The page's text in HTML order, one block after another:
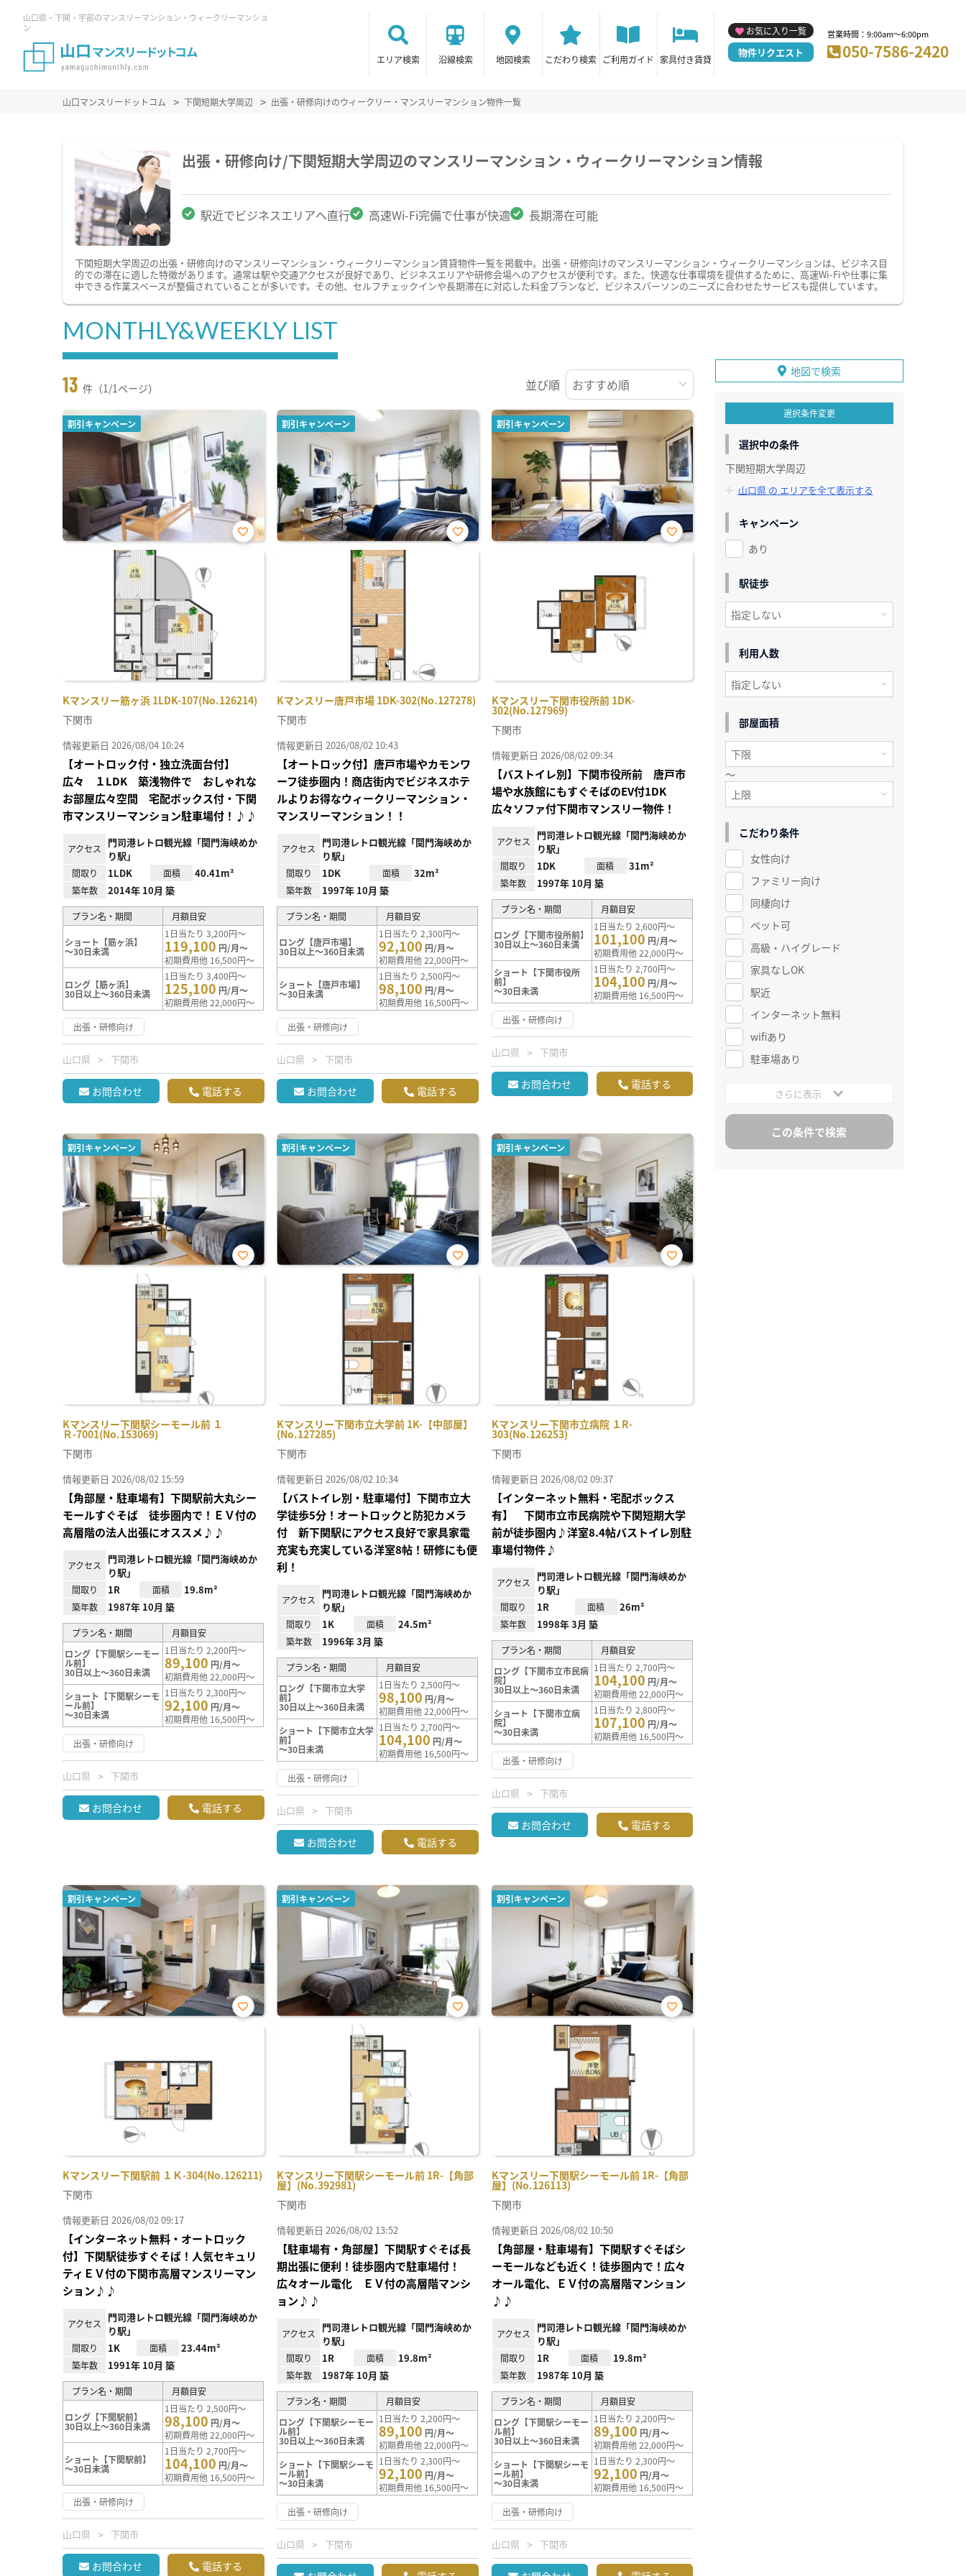
山口県・下関・宇部のマンスリーマンション・ウィークリーマンショ
ン
エリア検索 沿線検索 地図検索 こだわり検索 ご利用ガイド 家具付き賃貸
お気に入り一覧
物件リクエスト
営業時間：9:00am～6:00pm
050-7586-2420
山口マンスリードットコム 下関短期大学周辺 出張・研修向けのウィークリー・マンスリーマンション物件一覧
出張・研修向け/下関短期大学周辺のマンスリーマンション・ウィークリーマンション情報
駅近でビジネスエリアへ直行 高速Wi-Fi完備で仕事が快適 長期滞在可能
下関短期大学周辺の出張・研修向けのマンスリーマンション・ウィークリーマンション賃貸物件一覧を掲載中。出張・研修向けのマンスリーマンション・ウィークリーマンションは、ビジネス目
的での滞在に適した特徴があります。通常は駅や交通アクセスが良好であり、ビジネスエリアや研修会場へのアクセスが便利です。また、快適な仕事環境を提供するために、高速Wi-Fiや仕事に集
中できる作業スペースが整備されていることが多いです。その他、セルフチェックインや長期滞在に対応した料金プランなど、ビジネスパーソンのニーズに合わせたサービスも提供しています。
MONTHLY&WEEKLY LIST
13 件（1/1ページ） 並び順
割引キャンペーン
Kマンスリー筋ヶ浜 1LDK-107(No.126214)
お気
下関市
情報更新日 2026/08/04 10:24
【オートロック付・独立洗面台付】
広々 １LDK 築浅物件で おしゃれな
お部屋広々空間 宅配ボックス付・下関
市マンスリーマンション駐車場付！♪♪
アクセス
門司港レトロ観光線「関門海峡めか
り駅」
間取り 1LDK 面積 40.41m²
築年数 2014年 10月 築
プラン名・期間 月額目安
ショート【筋ヶ浜】
～30日未満
1日当たり 3,200円～
119,100 円/月～
初期費用他 16,500円～
ロング【筋ヶ浜】
30日以上～360日未満
1日当たり 3,400円～
125,100 円/月～
初期費用他 22,000円～
出張・研修向け
山口県 下関市
お問合わせ 電話する
割引キャンペーン
Kマンスリー唐戸市場 1DK-302(No.127278)
お気
下関市
情報更新日 2026/08/02 10:43
【オートロック付】唐戸市場やカモンワ
ーフ徒歩圏内！商店街内でビジネスホテ
ルよりお得なウィークリーマンション・
マンスリーマンション！！
アクセス
門司港レトロ観光線「関門海峡めか
り駅」
間取り 1DK 面積 32m²
築年数 1997年 10月 築
プラン名・期間 月額目安
ロング【唐戸市場】
30日以上～360日未満
1日当たり 2,300円～
92,100 円/月～
初期費用他 22,000円～
ショート【唐戸市場】
～30日未満
1日当たり 2,500円～
98,100 円/月～
初期費用他 16,500円～
出張・研修向け
山口県 下関市
お問合わせ 電話する
割引キャンペーン
Kマンスリー下関市役所前 1DK-
302(No.127969)
お気
下関市
情報更新日 2026/08/02 09:34
【バストイレ別】下関市役所前 唐戸市
場や水族館にもすぐそばのEV付1DK
広々ソファ付下関市マンスリー物件！
アクセス
門司港レトロ観光線「関門海峡めか
り駅」
間取り 1DK 面積 31m²
築年数 1997年 10月 築
プラン名・期間 月額目安
ロング【下関市役所前】
30日以上～360日未満
1日当たり 2,600円～
101,100 円/月～
初期費用他 22,000円～
ショート【下関市役所
前】
～30日未満
1日当たり 2,700円～
104,100 円/月～
初期費用他 16,500円～
出張・研修向け
山口県 下関市
お問合わせ 電話する
割引キャンペーン
Kマンスリー下関駅シーモール前 １
Ｒ-7001(No.153069)
お気
下関市
情報更新日 2026/08/02 15:59
【角部屋・駐車場有】下関駅前大丸シー
モールすぐそば 徒歩圏内で！ＥＶ付の
高層階の法人出張にオススメ♪♪
アクセス
門司港レトロ観光線「関門海峡めか
り駅」
間取り 1R 面積 19.8m²
築年数 1987年 10月 築
プラン名・期間
月額目安
ロング【下関駅シーモー
ル前】
30日以上～360日未満
1日当たり 2,200円～
89,100 円/月～
初期費用他 22,000円～
ショート【下関駅シーモ
ール前】
～30日未満
1日当たり 2,300円～
92,100 円/月～
初期費用他 16,500円～
出張・研修向け
山口県 下関市
お問合わせ 電話する
割引キャンペーン
Kマンスリー下関市立大学前 1K-【中部屋】
(No.127285)
お気
下関市
情報更新日 2026/08/02 10:34
【バストイレ別・駐車場付】下関市立大
学徒歩5分！オートロックと防犯カメラ
付 新下関駅にアクセス良好で家具家電
充実も充実している洋室8帖！研修にも便
利！
アクセス
門司港レトロ観光線「関門海峡めか
り駅」
間取り 1K 面積 24.5m²
築年数 1996年 3月 築
プラン名・期間
月額目安
ロング【下関市立大学
前】
30日以上～360日未満
1日当たり 2,500円～
98,100 円/月～
初期費用他 22,000円～
ショート【下関市立大学
前】
～30日未満
1日当たり 2,700円～
104,100 円/月～
初期費用他 16,500円～
出張・研修向け
山口県 下関市
お問合わせ 電話する
割引キャンペーン
Kマンスリー下関市立病院 １R-
303(No.126253)
お気
下関市
情報更新日 2026/08/02 09:37
【インターネット無料・宅配ボックス
有】 下関市立市民病院や下関短期大学
前が徒歩圏内♪洋室8.4帖バストイレ別駐
車場付物件♪
アクセス
門司港レトロ観光線「関門海峡めか
り駅」
間取り 1R 面積 26m²
築年数 1998年 3月 築
プラン名・期間
月額目安
ロング【下関市立市民病
院】
30日以上～360日未満
1日当たり 2,700円～
104,100 円/月～
初期費用他 22,000円～
ショート【下関市立病
院】
～30日未満
1日当たり 2,800円～
107,100 円/月～
初期費用他 16,500円～
出張・研修向け
山口県 下関市
お問合わせ 電話する
割引キャンペーン
Kマンスリー下関駅前 １Ｋ-304(No.126211)
お気
下関市
情報更新日 2026/08/02 09:17
【インターネット無料・オートロック
付】下関駅徒歩すぐそば！人気セキュリ
ティＥＶ付の下関市高層マンスリーマン
ション♪♪
アクセス
門司港レトロ観光線「関門海峡めか
り駅」
間取り 1K 面積 23.44m²
築年数 1991年 10月 築
プラン名・期間 月額目安
ロング【下関駅前】
30日以上～360日未満
1日当たり 2,500円～
98,100 円/月～
初期費用他 22,000円～
ショート【下関駅前】
～30日未満
1日当たり 2,700円～
104,100 円/月～
初期費用他 16,500円～
出張・研修向け
山口県 下関市
お問合わせ 電話する
割引キャンペーン
Kマンスリー下関駅シーモール前 1R-【角部
屋】(No.392981)
お気
下関市
情報更新日 2026/08/02 13:52
【駐車場有・角部屋】下関駅すぐそば長
期出張に便利！徒歩圏内で駐車場付！
広々オール電化 ＥＶ付の高層階マンシ
ョン♪♪
アクセス
門司港レトロ観光線「関門海峡めか
り駅」
間取り 1R 面積 19.8m²
築年数 1987年 10月 築
プラン名・期間
月額目安
ロング【下関駅シーモー
ル前】
30日以上～360日未満
1日当たり 2,200円～
89,100 円/月～
初期費用他 22,000円～
ショート【下関駅シーモ
ール前】
～30日未満
1日当たり 2,300円～
92,100 円/月～
初期費用他 16,500円～
出張・研修向け
山口県 下関市
割引キャンペーン
Kマンスリー下関駅シーモール前 1R-【角部
屋】(No.126113)
お気
下関市
情報更新日 2026/08/02 10:50
【角部屋・駐車場有】下関駅すぐそばシ
ーモールなども近く！徒歩圏内で！広々
オール電化、ＥＶ付の高層階マンション
♪♪
アクセス
門司港レトロ観光線「関門海峡めか
り駅」
間取り 1R 面積 19.8m²
築年数 1987年 10月 築
プラン名・期間
月額目安
ロング【下関駅シーモー
ル前】
30日以上～360日未満
1日当たり 2,200円～
89,100 円/月～
初期費用他 22,000円～
ショート【下関駅シーモ
ール前】
～30日未満
1日当たり 2,300円～
92,100 円/月～
初期費用他 16,500円～
出張・研修向け
山口県 下関市
地図で検索
選択条件変更
選択中の条件
下関短期大学周辺
山口県 の エリアを全て表示する
キャンペーン
あり
駅徒歩
利用人数
部屋面積
～
こだわり条件
女性向け
ファミリー向け
同棲向け
ペット可
高級・ハイグレード
家具なしOK
駅近
インターネット無料
wifiあり
駐車場あり
さらに表示